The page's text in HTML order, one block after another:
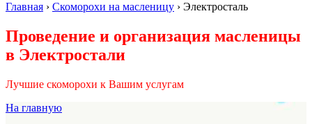
Главная › Скоморохи на масленицу › Электросталь
Проведение и организация масленицы
в Электростали
Лучшие скоморохи к Вашим услугам
На главную